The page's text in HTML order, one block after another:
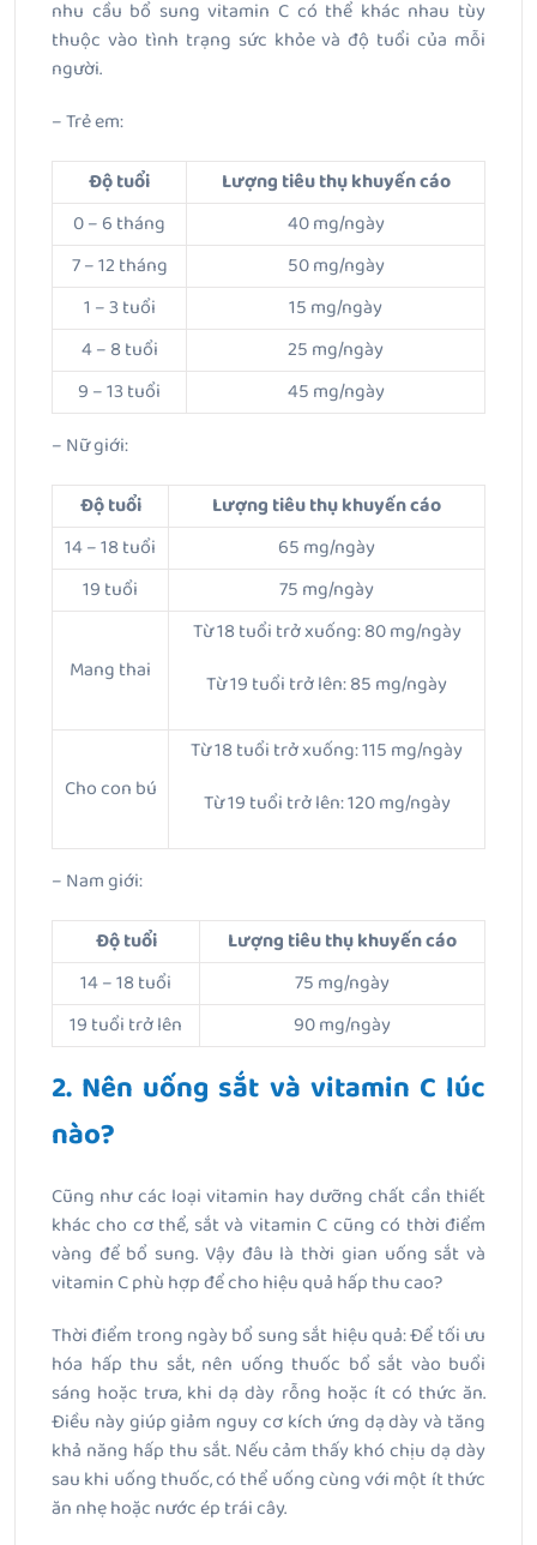
nhu cầu bổ sung vitamin C có thể khác nhau tùy
thuộc vào tình trạng sức khỏe và độ tuổi của mỗi
người.
– Trẻ em:
Độ tuổi
Lượng tiêu thụ khuyến cáo
0 – 6 tháng
40 mg/ngày
7 – 12 tháng
50 mg/ngày
1 – 3 tuổi
15 mg/ngày
4 – 8 tuổi
25 mg/ngày
9 – 13 tuổi
45 mg/ngày
– Nữ giới:
Độ tuổi
Lượng tiêu thụ khuyến cáo
14 – 18 tuổi
65 mg/ngày
19 tuổi
75 mg/ngày
Mang thai
Từ 18 tuổi trở xuống: 80 mg/ngày
Từ 19 tuổi trở lên: 85 mg/ngày
Cho con bú
Từ 18 tuổi trở xuống: 115 mg/ngày
Từ 19 tuổi trở lên: 120 mg/ngày
– Nam giới:
Độ tuổi
Lượng tiêu thụ khuyến cáo
14 – 18 tuổi
75 mg/ngày
19 tuổi trở lên
90 mg/ngày
2. Nên uống sắt và vitamin C lúc
nào?
Cũng như các loại vitamin hay dưỡng chất cần thiết
khác cho cơ thể, sắt và vitamin C cũng có thời điểm
vàng để bổ sung. Vậy đâu là thời gian uống sắt và
vitamin C phù hợp để cho hiệu quả hấp thu cao?
Thời điểm trong ngày bổ sung sắt hiệu quả: Để tối ưu
hóa hấp thu sắt, nên uống thuốc bổ sắt vào buổi
sáng hoặc trưa, khi dạ dày rỗng hoặc ít có thức ăn.
Điều này giúp giảm nguy cơ kích ứng dạ dày và tăng
khả năng hấp thu sắt. Nếu cảm thấy khó chịu dạ dày
sau khi uống thuốc, có thể uống cùng với một ít thức
ăn nhẹ hoặc nước ép trái cây.